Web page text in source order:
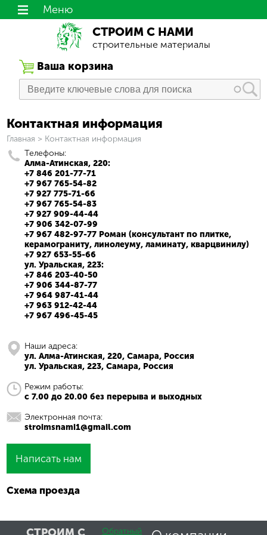
СТРОИМ С НАМИ
строительные материалы
Ваша корзина
Меню
Контактная информация
Вы здесь
Главная > Контактная информация
Телефоны:
Алма-Атинская, 220:
+7 846 201-77-71
+7 967 765-54-82
+7 927 775-71-66
+7 967 765-54-83
+7 927 909-44-44
+7 906 342-07-99
+7 967 482-97-77 Роман (консультант по плитке,
керамограниту, линолеуму, ламинату, кварцвинилу)
+7 927 653-55-66
ул. Уральская, 223:
+7 846 203-40-50
+7 906 344-87-77
+7 964 987-41-44
+7 963 912-42-44
+7 967 496-45-45
Наши адреса:
ул. Алма-Атинская, 220, Самара, Россия
ул. Уральская, 223, Самара, Россия
Режим работы:
с 7.00 до 20.00 без перерыва и выходных
Электронная почта:
stroimsnami1@gmail.com
Написать нам
Схема проезда
Обратный